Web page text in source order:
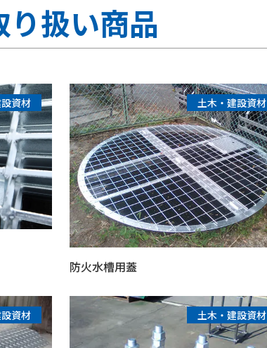
扱い商品
資材 土木・建設資材
防火水槽用蓋
資材 土木・建設資材